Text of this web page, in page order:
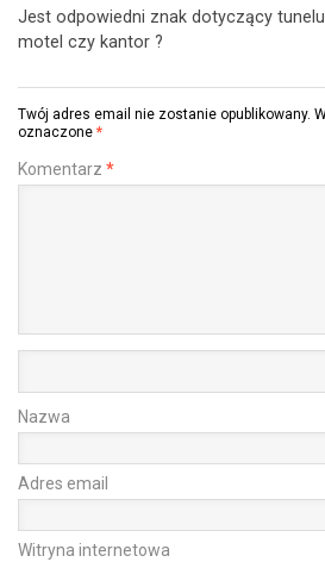
Jest odpowiedni znak dotyczący
motel czy kantor ?
Twój adres email nie zostanie opublikowany.
oznaczone *
Komentarz *
Nazwa
Adres email
Witryna internetowa